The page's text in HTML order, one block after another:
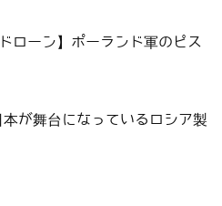
ローン】ポーランド軍のピス
が舞台になっているロシア製